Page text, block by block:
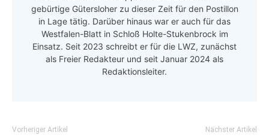
gebürtige Gütersloher zu dieser Zeit für den Postillon
in Lage tätig. Darüber hinaus war er auch für das
Westfalen-Blatt in Schloß Holte-Stukenbrock im
Einsatz. Seit 2023 schreibt er für die LWZ, zunächst
als Freier Redakteur und seit Januar 2024 als
Redaktionsleiter.
Vorheriger Artikel Nächster Artikel